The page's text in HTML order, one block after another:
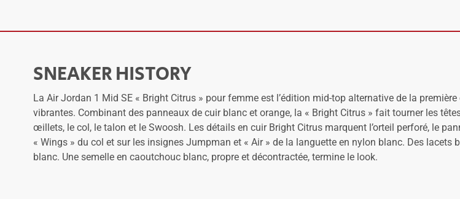
SNEAKER HISTORY
La Air Jordan 1 Mid SE « Bright Citrus » pour femme est l’édition mid-top alternative de la
vibrantes. Combinant des panneaux de cuir blanc et orange, la « Bright Citrus » fait tourner les
œillets, le col, le talon et le Swoosh. Les détails en cuir Bright Citrus marquent l’orteil perforé, le
« Wings » du col et sur les insignes Jumpman et « Air » de la languette en nylon blanc. Des
blanc. Une semelle en caoutchouc blanc, propre et décontractée, termine le look.